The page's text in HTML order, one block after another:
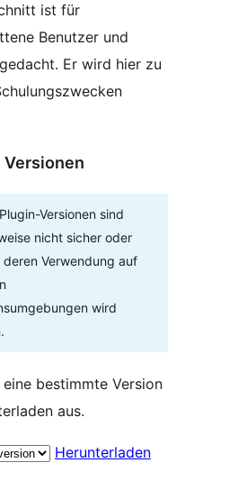
ist für
Benutzer und
Er wird hier zu
Versionen sind
nicht sicher oder
deren Verwendung auf
wird
bestimmte Version
aus.
Herunterladen